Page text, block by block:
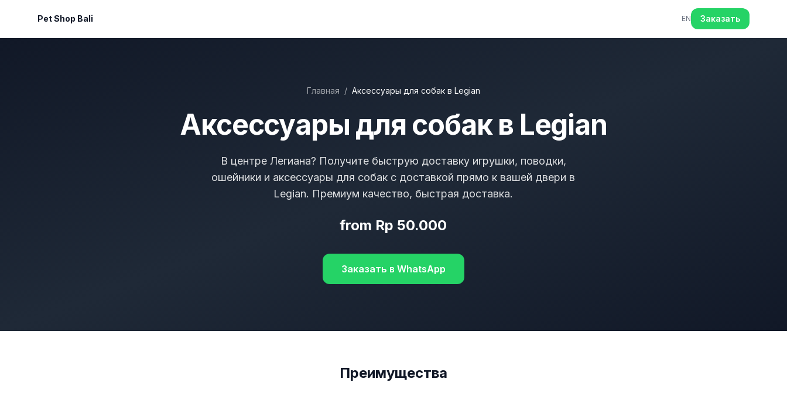
Pet Shop Bali EN Заказать
Главная / Аксессуары для собак в Legian
Аксессуары для собак в Legian
В центре Легиана? Получите быструю доставку игрушки, поводки,
ошейники и аксессуары для собак с доставкой прямо к вашей двери в
Legian. Премиум качество, быстрая доставка.
from Rp 50.000
Заказать в WhatsApp
Преимущества